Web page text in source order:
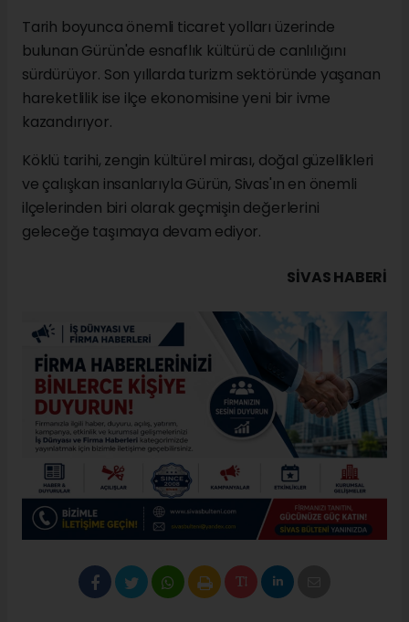
Tarih boyunca önemli ticaret yolları üzerinde
bulunan Gürün'de esnaflık kültürü de canlılığını
sürdürüyor. Son yıllarda turizm sektöründe yaşanan
hareketlilik ise ilçe ekonomisine yeni bir ivme
kazandırıyor.
Köklü tarihi, zengin kültürel mirası, doğal güzellikleri
ve çalışkan insanlarıyla Gürün, Sivas'ın en önemli
ilçelerinden biri olarak geçmişin değerlerini
geleceğe taşımaya devam ediyor.
SIVAS HABERİ